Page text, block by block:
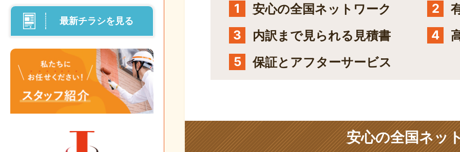
最新チラシを見る
1 安心の全国ネットワーク 2
3
内訳まで見られる見積書 4
5
保証とアフターサービス
安心の全国ネッ